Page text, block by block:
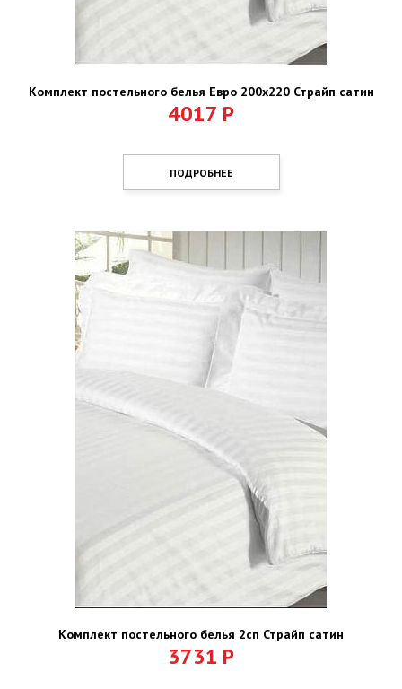
Комплект постельного белья Евро 200х220 Страйп сатин
4017 Р
ПОДРОБНЕЕ
Комплект постельного белья 2сп Страйп сатин
3731 Р